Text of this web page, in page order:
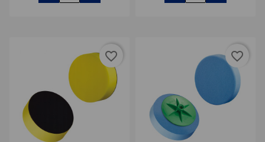
favorite_border favorite_border